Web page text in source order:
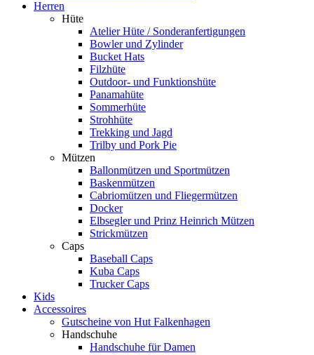
Herren
Hüte
Atelier Hüte / Sonderanfertigungen
Bowler und Zylinder
Bucket Hats
Filzhüte
Outdoor- und Funktionshüte
Panamahüte
Sommerhüte
Strohhüte
Trekking und Jagd
Trilby und Pork Pie
Mützen
Ballonmützen und Sportmützen
Baskenmützen
Cabriomützen und Fliegermützen
Docker
Elbsegler und Prinz Heinrich Mützen
Strickmützen
Caps
Baseball Caps
Kuba Caps
Trucker Caps
Kids
Accessoires
Gutscheine von Hut Falkenhagen
Handschuhe
Handschuhe für Damen